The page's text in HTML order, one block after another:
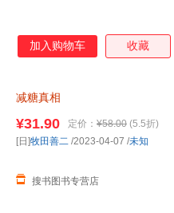
加入购物车 收藏
减糖真相
¥31.90 定价： ¥58.00 (5.5折)
搜书图书专营店
[日]牧田善二 /2023-04-07 /未知